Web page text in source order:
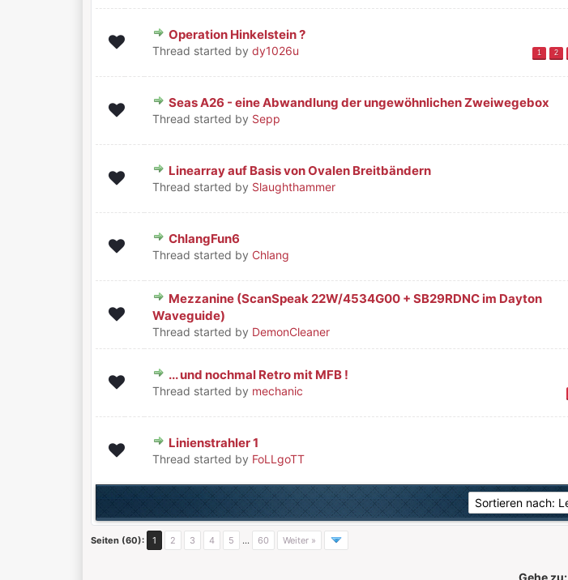
Operation Hinkelstein ?
Thread started by dy1026u 1 2
0 Bewertung(en) - 0 von 5 durchschnittlich
1 2345
Seas A26 - eine Abwandlung der ungewöhnlichen Zweiwegebox
Thread started by Sepp
0 Bewertung(en) - 0 von 5 durchschnittlich
2345
Linearray auf Basis von Ovalen Breitbändern
Thread started by Slaughthammer
0 Bewertung(en) - 0 von 5 durchschnittlich
123 45
ChlangFun6
Thread started by Chlang
0 Bewertung(en) - 0 von 5 durchschnittlich
12
Mezzanine (ScanSpeak 22W/4534G00 + SB29RDNC im Dayton
Waveguide)
Thread started by DemonCleaner
0 Bewertung(en) - 0 von 5 durchschnittlich
... und nochmal Retro mit MFB !
Thread started by mechanic
0 Bewertung(en) - 0 von 5 durchschnittlich
12345
Linienstrahler 1
Thread started by FoLLgoTT
0 Bewertung(en) - 0 von 5 durchschnittlich
1234 5
Seiten (60): 1 2 3 4 5 … 60 Weiter »
Gehe zu: